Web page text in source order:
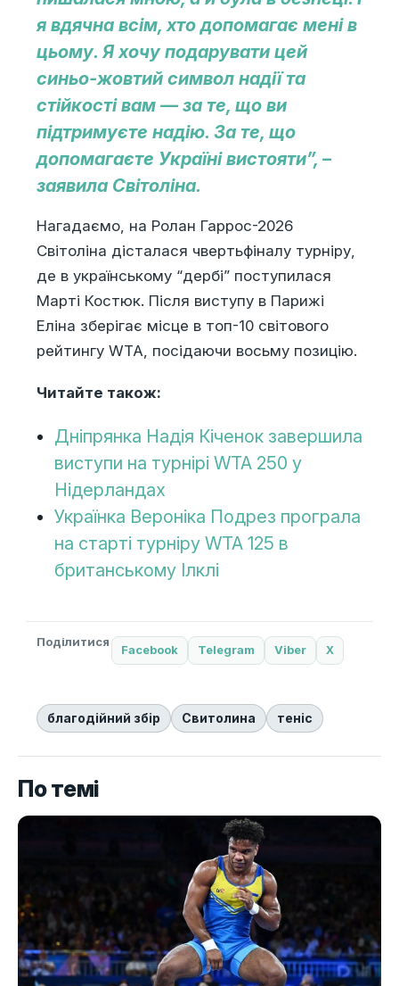
я вдячна всім, хто допомагає мені в
цьому. Я хочу подарувати цей
синьо-жовтий символ надії та
стійкості вам — за те, що ви
підтримуєте надію. За те, що
допомагаєте Україні вистояти”, –
заявила Світоліна.
Нагадаємо, на Ролан Гаррос-2026
Світоліна дісталася чвертьфіналу турніру,
де в українському “дербі” поступилася
Марті Костюк. Після виступу в Парижі
Еліна зберігає місце в топ-10 світового
рейтингу WTA, посідаючи восьму позицію.
Читайте також:
Дніпрянка Надія Кіченок завершила
виступи на турнірі WTA 250 у
Нідерландах
Українка Вероніка Подрез програла
на старті турніру WTA 125 в
британському Ілклі
Поділитися
Facebook Telegram Viber X
благодійний збір Свитолина теніс
По темі